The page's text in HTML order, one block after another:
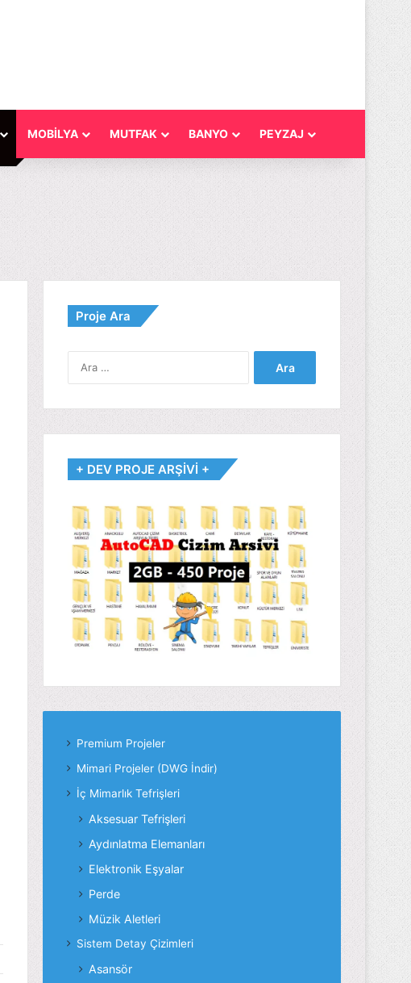
MOBİLYA MUTFAK BANYO PEYZAJ
Proje Ara
+ DEV PROJE ARŞİVİ +
Premium Projeler
Mimari Projeler (DWG İndir)
İç Mimarlık Tefrişleri
Aksesuar Tefrişleri
Aydınlatma Elemanları
Elektronik Eşyalar
Perde
Müzik Aletleri
Sistem Detay Çizimleri
Asansör